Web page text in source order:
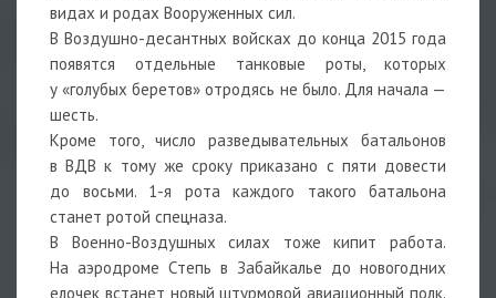
видах и родах Вооруженных сил.
В Воздушно-десантных войсках до конца 2015 года
появятся отдельные танковые роты, которых
у «голубых беретов» отродясь не было. Для начала —
шесть.
Кроме того, число разведывательных батальонов
в ВДВ к тому же сроку приказано с пяти довести
до восьми. 1-я рота каждого такого батальона
станет ротой спецназа.
В Военно-Воздушных силах тоже кипит работа.
На аэродроме Степь в Забайкалье до новогодних
елочек встанет новый штурмовой авиационный полк.